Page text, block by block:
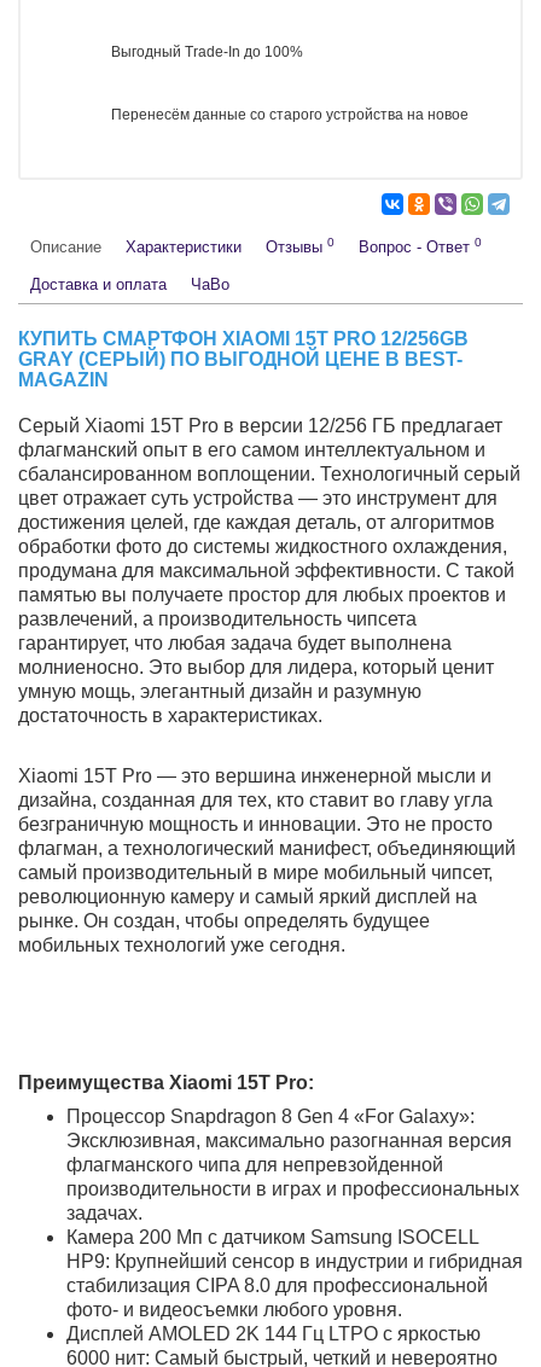
Выгодный Trade-In до 100%
Перенесём данные со старого устройства на новое
Описание Характеристики Отзывы Вопрос - Ответ0
Доставка и оплата ЧаВо
КУПИТЬ СМАРТФОН XIAOMI 15T PRO 12/256GB GRAY
(СЕРЫЙ) ПО ВЫГОДНОЙ ЦЕНЕ В BEST-MAGAZIN
флагманский опыт в его самом интеллектуальном и
сбалансированном воплощении. Технологичный серый
цвет отражает суть устройства — это инструмент для
достижения целей, где каждая деталь, от алгоритмов
обработки фото до системы жидкостного охлаждения,
продумана для максимальной эффективности. С
такой памятью вы получаете простор для любых
проектов и развлечений, а производительность
чипсета гарантирует, что любая задача будет
выполнена молниеносно. Это выбор для лидера,
который ценит умную мощь, элегантный дизайн и
разумную достаточность в характеристиках.
дизайна, созданная для тех, кто ставит во главу угла
безграничную мощность и инновации. Это не просто
флагман, а технологический манифест, объединяющий
самый производительный в мире мобильный чипсет,
революционную камеру и самый яркий дисплей на
рынке. Он создан, чтобы определять будущее
мобильных технологий уже сегодня.
Преимущества Xiaomi 15T Pro: